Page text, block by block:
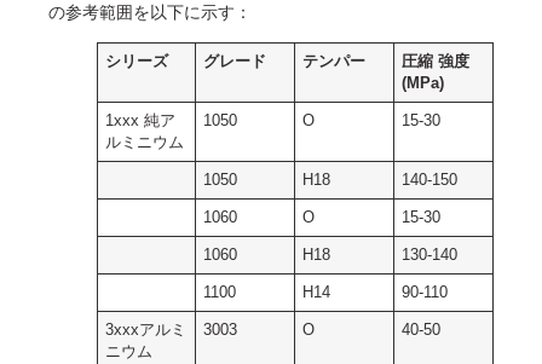
の参考範囲を以下に示す：
シリーズ グレード テンパー 圧縮 強度
(MPa)
1xxx 純ア
ルミニウム
1050 O 15-30
1050 H18 140-150
1060 O 15-30
1060 H18 130-140
1100 H14 90-110
3xxxアルミ
ニウム
3003 O 40-50